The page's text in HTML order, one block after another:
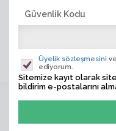
Güvenlik Kodu
Üyelik sözleşmesini ve
ediyorum.
Sitemize kayıt olarak
bildirim e-postalarını